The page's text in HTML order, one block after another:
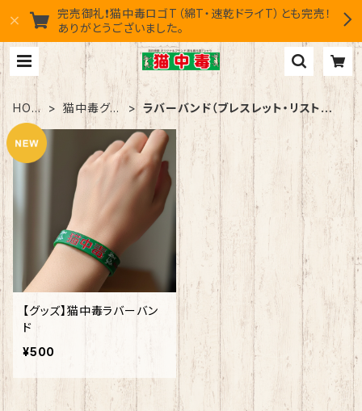
完売御礼❗猫中毒ロゴT（綿T・速乾ドライT）とも完売！
ありがとうございました。
HOM
E
猫中毒グッ
ラバーバンド（ブレスレット・リストバ
ンド）
【グッズ】猫中毒ラバーバン
ド
¥500